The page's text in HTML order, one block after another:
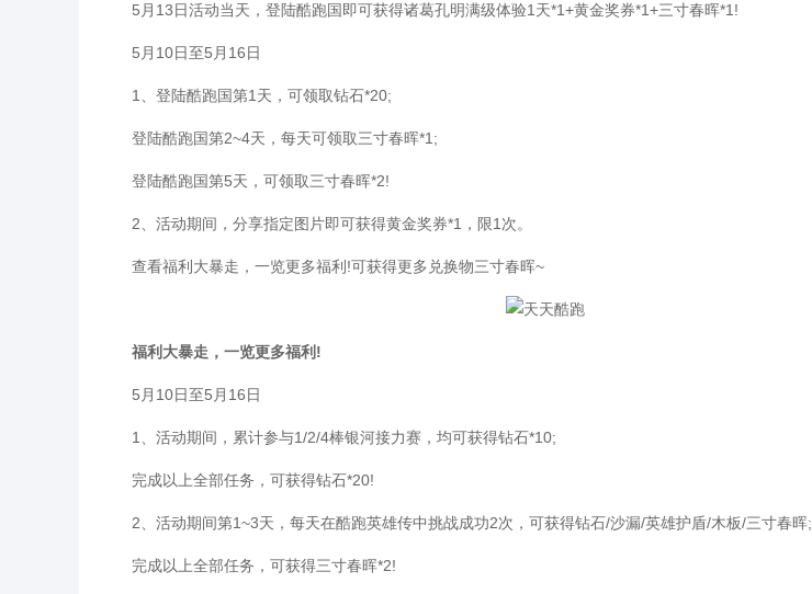
5月13日活动当天，登陆酷跑国即可获得诸葛孔明满级体验1天*1+黄金奖券*1+三寸春晖*1!
5月10日至5月16日
1、登陆酷跑国第1天，可领取钻石*20;
登陆酷跑国第2~4天，每天可领取三寸春晖*1;
登陆酷跑国第5天，可领取三寸春晖*2!
2、活动期间，分享指定图片即可获得黄金奖券*1，限1次。
查看福利大暴走，一览更多福利!可获得更多兑换物三寸春晖~
福利大暴走，一览更多福利!
5月10日至5月16日
1、活动期间，累计参与1/2/4棒银河接力赛，均可获得钻石*10;
完成以上全部任务，可获得钻石*20!
2、活动期间第1~3天，每天在酷跑英雄传中挑战成功2次，可获得钻石/沙漏/英雄护盾/木板/三寸春晖;
完成以上全部任务，可获得三寸春晖*2!